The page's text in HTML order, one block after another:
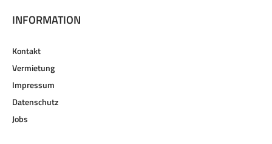
INFORMATION
Kontakt
Vermietung
Impressum
Datenschutz
Jobs